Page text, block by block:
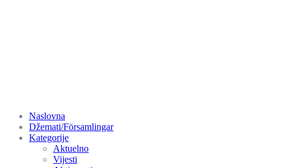
Naslovna
Džemati/Församlingar
Kategorije
Aktuelno
Vijesti